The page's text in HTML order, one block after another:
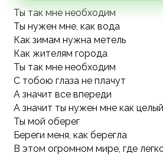
Ты так мне необходим
Ты нужен мне, как вода
Как зимам нужна метель
Как жителям города
Ты так мне необходим
С тобою глаза не плачут
А значит все впереди
А значит ты нужен мне как
Ты мой оберег
Береги меня, как берегла
В этом огромном мире, где